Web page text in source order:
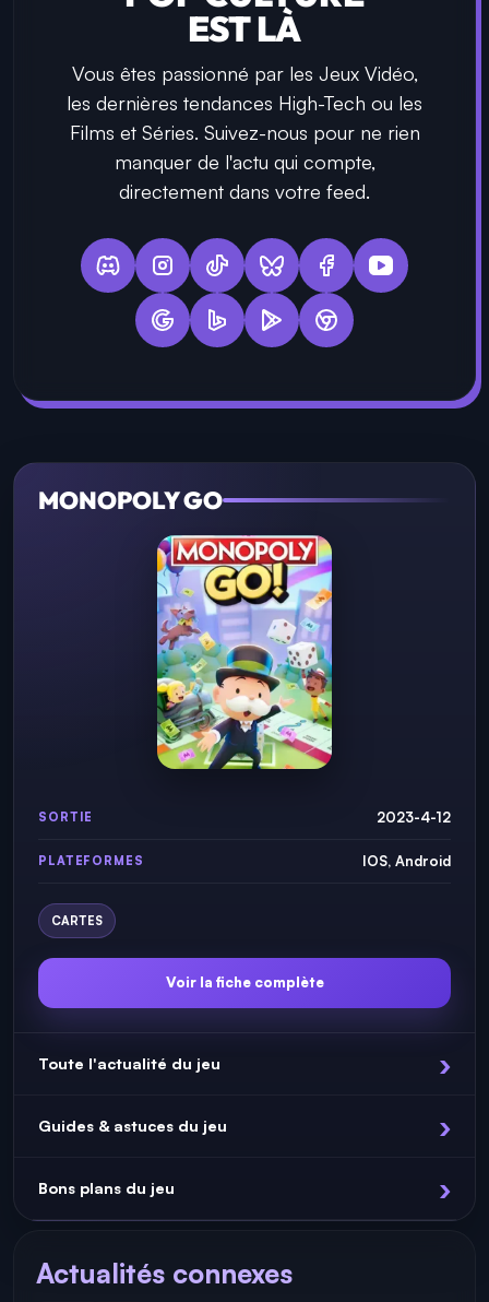
EST LÀ
Vous êtes passionné par les Jeux Vidéo,
les dernières tendances High-Tech ou les
Films et Séries. Suivez-nous pour ne rien
manquer de l'actu qui compte,
directement dans votre feed.
MONOPOLY GO
SORTIE 2023-4-12
PLATEFORMES IOS, Android
CARTES
Voir la fiche complète
Toute l'actualité du jeu
Guides & astuces du jeu
Bons plans du jeu
Actualités connexes